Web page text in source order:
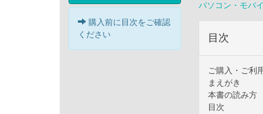
購入前に目次をご確認
ください
パソコン・モバ
目次
ご購入・ご利
まえがき
本書の読み方
目次